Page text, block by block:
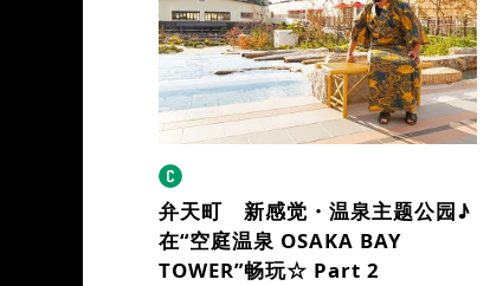
弁天町 新感觉・温泉主题公园♪
在“空庭温泉 OSAKA BAY
TOWER”畅玩☆ Part 2